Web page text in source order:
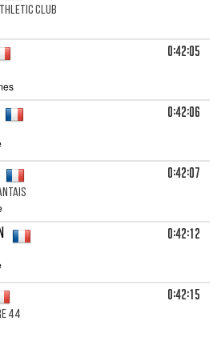
Club
0:42:05
0:42:06
0:42:07
0:42:12
44
0:42:15